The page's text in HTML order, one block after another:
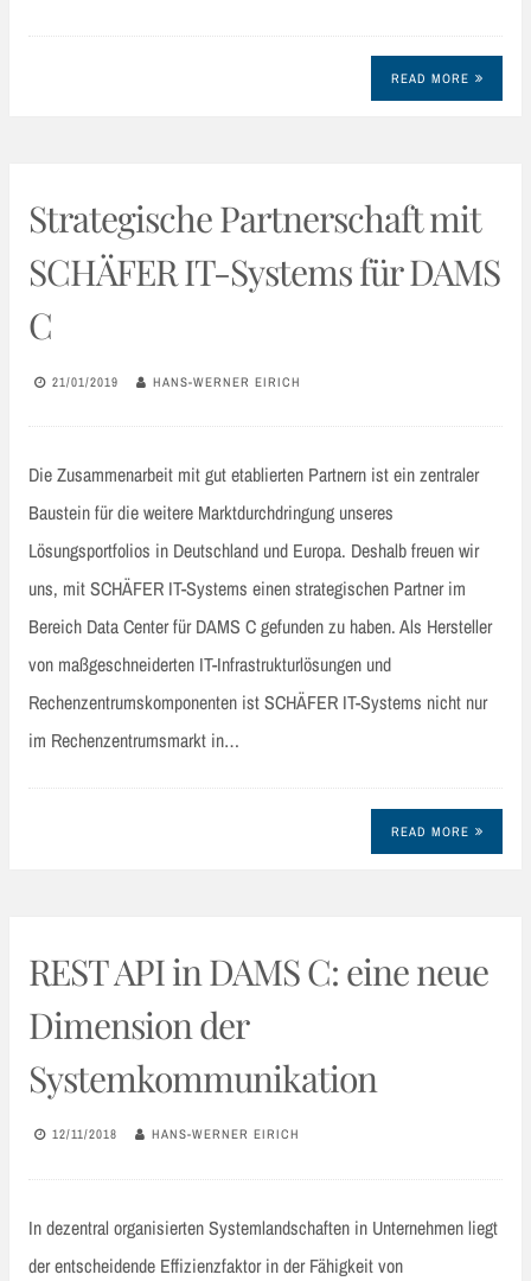
READ MORE
Strategische Partnerschaft mit
SCHÄFER IT-Systems für DAMS
C
21/01/2019 HANS-WERNER EIRICH
Die Zusammenarbeit mit gut etablierten Partnern ist ein zentraler
Baustein für die weitere Marktdurchdringung unseres
Lösungsportfolios in Deutschland und Europa. Deshalb freuen wir
uns, mit SCHÄFER IT-Systems einen strategischen Partner im
Bereich Data Center für DAMS C gefunden zu haben. Als Hersteller
von maßgeschneiderten IT-Infrastrukturlösungen und
Rechenzentrumskomponenten ist SCHÄFER IT-Systems nicht nur
im Rechenzentrumsmarkt in…
READ MORE
REST API in DAMS C: eine neue
Dimension der
Systemkommunikation
12/11/2018 HANS-WERNER EIRICH
In dezentral organisierten Systemlandschaften in Unternehmen liegt
der entscheidende Effizienzfaktor in der Fähigkeit von